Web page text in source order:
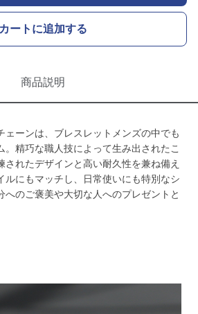
カートに追加する
商品説明
ェーンは、ブレスレットメンズの中でも
。精巧な職人技によって生み出されたこ
されたデザインと高い耐久性を兼ね備え
ルにもマッチし、日常使いにも特別なシ
へのご褒美や大切な人へのプレゼントと